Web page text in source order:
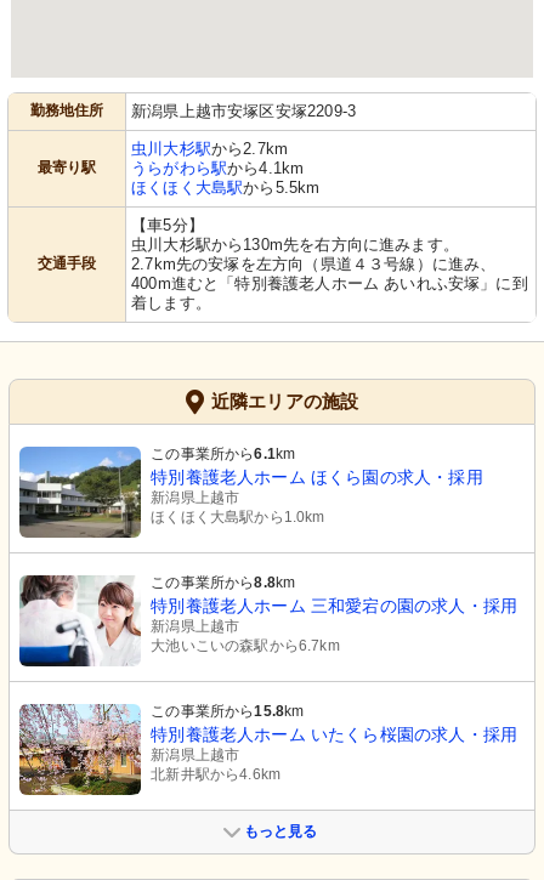
勤務地住所 新潟県上越市安塚区安塚2209-3
最寄り駅
虫川大杉駅から2.7km
うらがわら駅から4.1km
ほくほく大島駅から5.5km
交通手段
【車5分】
虫川大杉駅から130m先を右方向に進みます。
2.7km先の安塚を左方向（県道４３号線）に進み、
400m進むと「特別養護老人ホーム あいれふ安塚」に到
着します。
近隣エリアの施設
この事業所から6.1km
特別養護老人ホーム ほくら園の求人・採用
新潟県上越市
ほくほく大島駅から1.0km
この事業所から8.8km
特別養護老人ホーム 三和愛宕の園の求人・採用
新潟県上越市
大池いこいの森駅から6.7km
この事業所から15.8km
特別養護老人ホーム いたくら桜園の求人・採用
新潟県上越市
北新井駅から4.6km
もっと見る